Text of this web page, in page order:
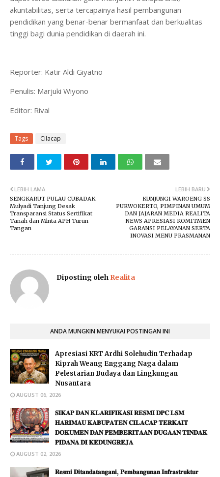
akuntabilitas, serta tercapainya hasil pembangunan
pendidikan yang benar-benar bermanfaat dan berkualitas
tinggi bagi dunia pendidikan di daerah ini.
Reporter: Katir Aldi Giyatno
Penulis: Marjuki Wiyono
Editor: Rival
Tags Cilacap
LEBIH BARU
​KUNJUNGI WAROENG SS
PURWOKERTO, PIMPINAN UMUM
DAN JAJARAN MEDIA REALITA
NEWS APRESIASI KOMITMEN
GARANSI PELAYANAN SERTA
INOVASI MENU PRASMANAN
LEBIH LAMA
​SENGKARUT PULAU CUBADAK:
Mulyadi Tanjung Desak
Transparansi Status Sertifikat
Tanah dan Minta APH Turun
Tangan
Diposting oleh Realita
ANDA MUNGKIN MENYUKAI POSTINGAN INI
Apresiasi KRT Ardhi Solehudin Terhadap
Kiprah Weang Enggang Naga dalam
Pelestarian Budaya dan Lingkungan
Nusantara
AUGUST 06, 2026
𝐒𝐈𝐊𝐀𝐏 𝐃𝐀𝐍 𝐊𝐋𝐀𝐑𝐈𝐅𝐈𝐊𝐀𝐒𝐈 𝐑𝐄𝐒𝐌𝐈 𝐃𝐏𝐂 𝐋𝐒𝐌
𝐇𝐀𝐑𝐈𝐌𝐀𝐔 𝐊𝐀𝐁𝐔𝐏𝐀𝐓𝐄𝐍 𝐂𝐈𝐋𝐀𝐂𝐀𝐏 𝐓𝐄𝐑𝐊𝐀𝐈𝐓
𝐃𝐎𝐊𝐔𝐌𝐄𝐍 𝐃𝐀𝐍 𝐏𝐄𝐌𝐁𝐄𝐑𝐈𝐓𝐀𝐀𝐍 𝐃𝐔𝐆𝐀𝐀𝐍 𝐓𝐈𝐍𝐃𝐀𝐊
𝐏𝐈𝐃𝐀𝐍𝐀 𝐃𝐈 𝐊𝐄𝐃𝐔𝐍𝐆𝐑𝐄𝐉𝐀
AUGUST 02, 2026
​𝐑𝐞𝐬𝐦𝐢 𝐃𝐢𝐭𝐚𝐧𝐝𝐚𝐭𝐚𝐧𝐠𝐚𝐧𝐢, 𝐏𝐞𝐦𝐛𝐚𝐧𝐠𝐮𝐧𝐚𝐧 𝐈𝐧𝐟𝐫𝐚𝐬𝐭𝐫𝐮𝐤𝐭𝐮𝐫